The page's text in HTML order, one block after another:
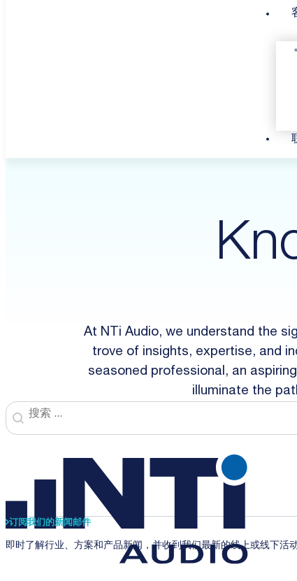
At NTi Audio, we understand the
trove of insights, expertise, and
seasoned professional, an
illuminate the
Search
Search content
订阅我们的新闻邮件
即时了解行业、方案和产品新闻，并收到我们最新的线上或线下活动